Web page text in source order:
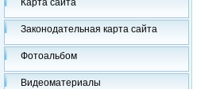
Карта сайта
Законодательная карта сайта
Фотоальбом
Видеоматериалы